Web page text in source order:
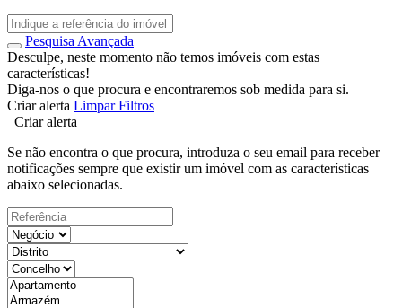
Pesquisa Avançada
Desculpe, neste momento não temos imóveis com estas
características!
Diga-nos o que procura e encontraremos sob medida para si.
Criar alerta Limpar Filtros
Criar alerta
Se não encontra o que procura, introduza o seu email para receber
notificações sempre que existir um imóvel com as características
abaixo selecionadas.